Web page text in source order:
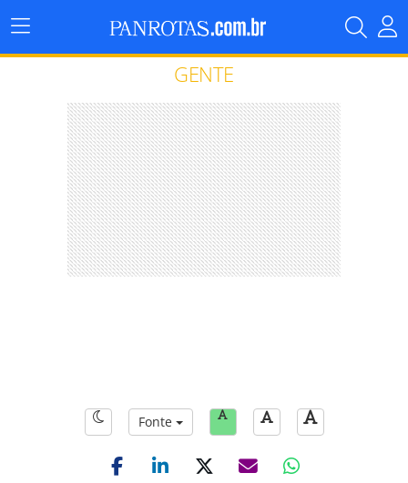
Menu
Principal
GENTE
Fonte